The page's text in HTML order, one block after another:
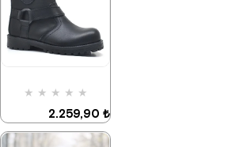
%42İndirim
Kargo
Son 1
Ürün
★ ★ ★ ★ ★
2.259,90 ₺
3.879,90 ₺